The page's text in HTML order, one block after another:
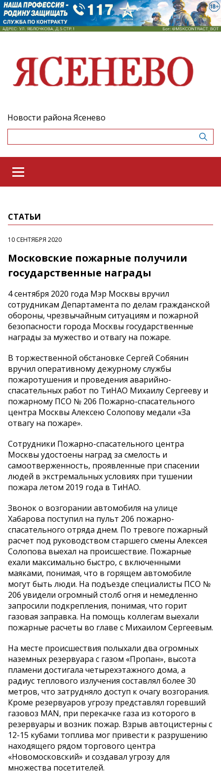
Новости района Ясенево
СТАТЬИ
10 СЕНТЯБРЯ 2020
Московские пожарные получили
государственные награды
4 сентября 2020 года Мэр Москвы вручил
сотрудникам Департамента по делам гражданской
обороны, чрезвычайным ситуациям и пожарной
безопасности города Москвы государственные
награды за мужество и отвагу на пожаре.
В торжественной обстановке Сергей Собянин
вручил оперативному дежурному службы
пожаротушения и проведения аварийно-
спасательных работ по ТиНАО Михаилу Сергееву и
пожарному ПСО № 206 Пожарно-спасательного
центра Москвы Алексею Солопову медали «За
отвагу на пожаре».
Сотрудники Пожарно-спасательного центра
Москвы удостоены наград за смелость и
самоотверженность, проявленные при спасении
людей в экстремальных условиях при тушении
пожара летом 2019 года в ТиНАО.
Звонок о возгорании автомобиля на улице
Хабарова поступил на пульт 206 пожарно-
спасательного отряда днем. По тревоге пожарный
расчет под руководством старшего смены Алексея
Солопова выехал на происшествие. Пожарные
ехали максимально быстро, с включенными
маяками, понимая, что в горящем автомобиле
могут быть люди. На подъезде специалисты ПСО №
206 увидели огромный столб огня и немедленно
запросили подкрепления, понимая, что горит
газовая заправка. На помощь коллегам выехали
пожарные расчеты во главе с Михаилом Сергеевым.
На месте происшествия полыхали два огромных
наземных резервуара с газом «Пропан», высота
пламени достигала четырехэтажного дома, а
радиус теплового излучения составлял более 30
метров, что затрудняло доступ к очагу возгорания.
Кроме резервуаров угрозу представлял горевший
газовоз MAN, при перекачке газа из которого в
резервуары и возник пожар. Взрыв автоцистерны с
12-15 кубами топлива мог привести к разрушению
находящего рядом торгового центра
«Новомосковский» и создавал угрозу для
множества посетителей.